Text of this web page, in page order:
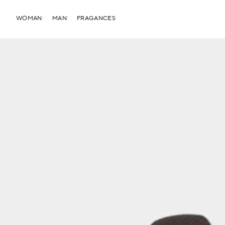
WOMAN MAN FRAGANCES